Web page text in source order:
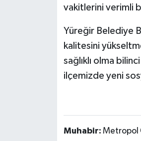
vakitlerini verimli
Yüreğir Belediye
kalitesini
sağlıklı olma
ilçemizde yeni
Muhabir: Metropol